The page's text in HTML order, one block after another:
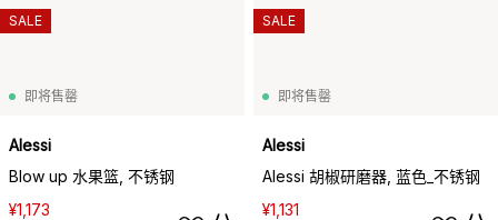
即将售罄
Alessi
Blow up 水果篮, 不锈钢
¥1,173
SALE
即将售罄
Alessi
Alessi 胡椒研磨器, 蓝色_不锈钢
¥1,131
SALE